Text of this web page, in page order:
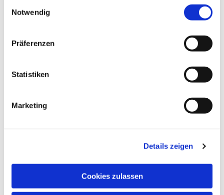
Notwendig
Präferenzen
Statistiken
Marketing
Details zeigen
Cookies zulassen